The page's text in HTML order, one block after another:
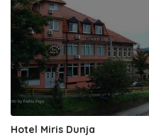
Hotel Miris Dunja